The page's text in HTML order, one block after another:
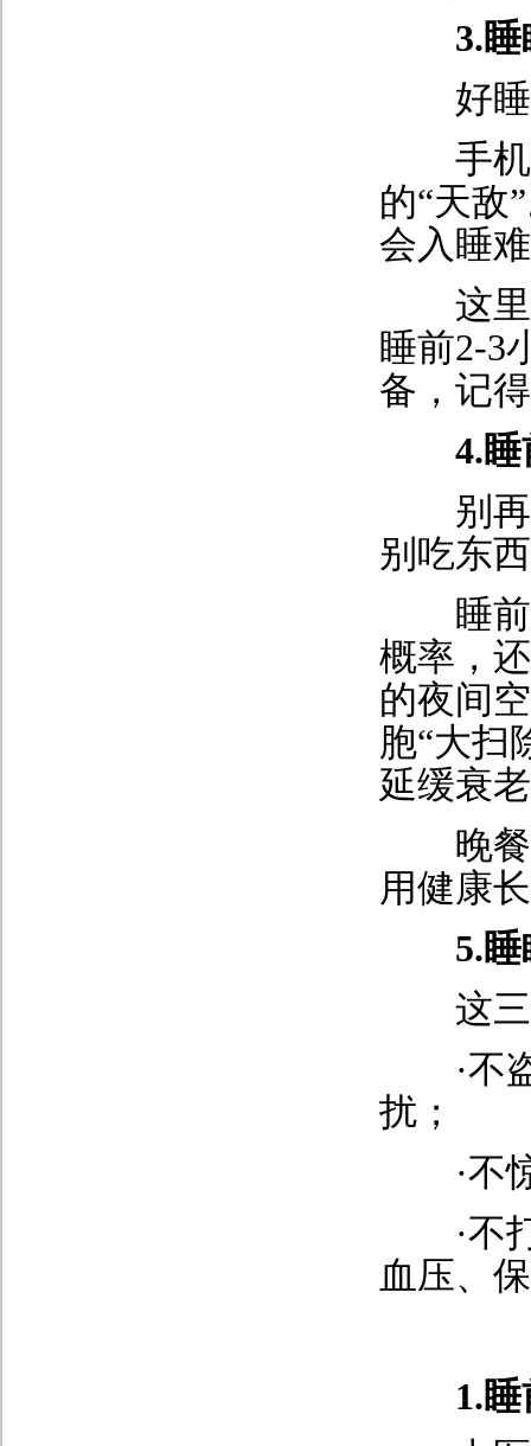
3.
好睡
手机
的“天敌
会入睡
这里
睡前2-3
备，记
4.
别再信
别吃东
睡前
概率，
的夜间
胞“大扫
延缓衰
晚餐
用健康
5.
这三
·不盗
扰；
·不惊
·不打
血压、
1.睡